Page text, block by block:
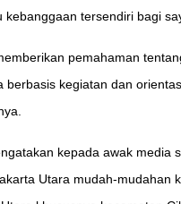
kebanggaan tersendiri bagi
pemahaman
berbasis kegiatan dan
kepada awak media
Utara mudah-